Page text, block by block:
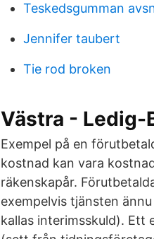
Teskedsgumman
Jennifer taubert
Tie rod broken
Västra - Ledig-
Exempel på en
kostnad kan vara
räkenskapår.
exempelvis tjänsten
kallas interimsskuld). Ett